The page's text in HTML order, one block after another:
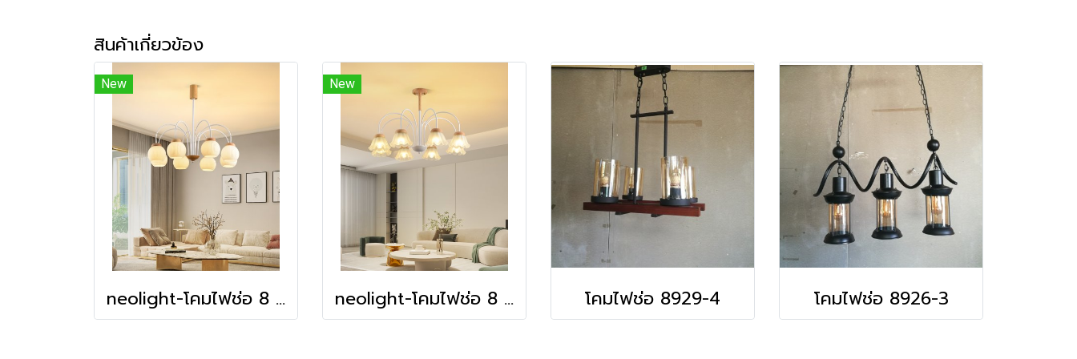
สินค้าเกี่ยวข้อง
New
neolight-โคมไฟช่อ 8 หัว รุ่น 23-08-btw แถมหลอดไฟLED พร้อมส่งจากไทย
New
neolight-โคมไฟช่อ 8 หัว รุ่น 23-08-hd แถมหลอดไฟLED พร้อมส่งจากไทย โคมไฟช่อ 8929-4 โคมไฟช่อ 8926-3